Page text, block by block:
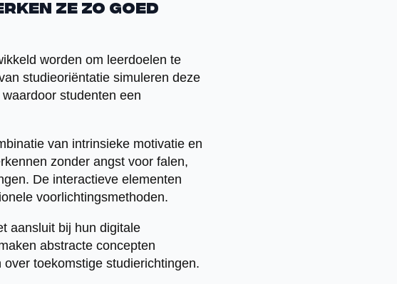
ze zo goed
worden om leerdoelen te
studieoriëntatie simuleren deze
studenten een
van intrinsieke motivatie en
zonder angst voor falen,
De interactieve elementen
voorlichtingsmethoden.
aansluit bij hun digitale
abstracte concepten
toekomstige studierichtingen.